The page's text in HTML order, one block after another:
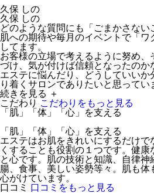
久保 しの
久保 しの
どのような質問にも「ごまかさない
肌への期待や毎月のイベントで「ワ
してます。
お客様の立場で考えるように努め
づけ、気が付けば信頼となったのか
エステに悩んだり、どうしていい
り着くサロンでありたいと思ってい
続きを見る ＋
こだわり こだわりをもっと見る
「肌」「体」「心」を支える
「肌」「体」「心」を支える
エステはお肌をきれいにするだけで
くすることも役割の１つです。健
と心です。肌の技術と知識、自律神
腸、食事、美しい姿勢等々。肌も
心がけています。
口コミ 口コミをもっと見る